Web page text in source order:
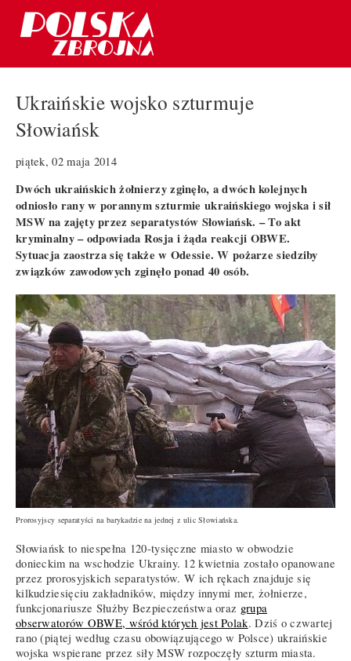
Ukraińskie wojsko szturmuje
Słowiańsk
piątek, 02 maja 2014
Dwóch ukraińskich żołnierzy zginęło, a dwóch kolejnych
odniosło rany w porannym szturmie ukraińskiego wojska i sił
MSW na zajęty przez separatystów Słowiańsk. – To akt
kryminalny – odpowiada Rosja i żąda reakcji OBWE.
Sytuacja zaostrza się także w Odessie. W pożarze siedziby
związków zawodowych zginęło ponad 40 osób.
Prorosyjscy separatyści na barykadzie na jednej z ulic Słowiańska.
Słowiańsk to niespełna 120-tysięczne miasto w obwodzie
donieckim na wschodzie Ukrainy. 12 kwietnia zostało opanowane
przez prorosyjskich separatystów. W ich rękach znajduje się
kilkudziesięciu zakładników, między innymi mer, żołnierze,
funkcjonariusze Służby Bezpieczeństwa oraz grupa
obserwatorów OBWE, wśród których jest Polak. Dziś o czwartej
rano (piątej według czasu obowiązującego w Polsce) ukraińskie
wojska wspierane przez siły MSW rozpoczęły szturm miasta.